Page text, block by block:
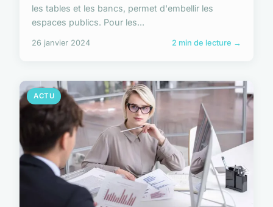
les tables et les bancs, permet d'embellir les
espaces publics. Pour les...
26 janvier 2024 2 min de lecture →
ACTU